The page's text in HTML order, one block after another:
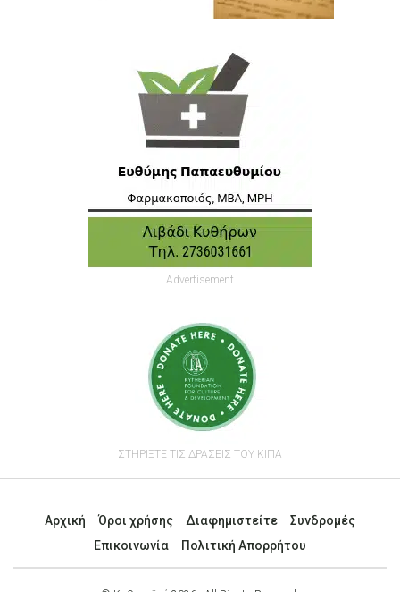
Advertisement
ΣΤΗΡΙΞΤΕ ΤΙΣ ΔΡΑΣΕΙΣ ΤΟΥ ΚΙΠΑ
Αρχική Όροι χρήσης Διαφημιστείτε
Συνδρομές
Επικοινωνία
Πολιτική Απορρήτου